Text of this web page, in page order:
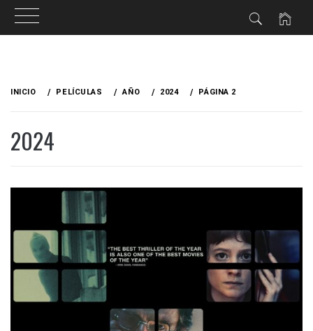
INICIO PELÍCULAS AÑO 2024 PÁGINA 2
2024